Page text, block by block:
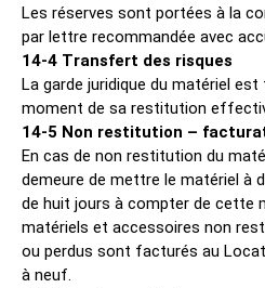
Les réserves sont portées à la
par lettre recommandée avec
14-4 Transfert des risques
La garde juridique du matériel
moment de sa restitution
14-5 Non restitution –
En cas de non restitution du
demeure de mettre le matériel à
de huit jours à compter de cette
matériels et accessoires non
ou perdus sont facturés au
à neuf.